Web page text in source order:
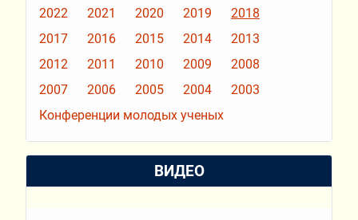
2022
2021 2020 2019
2018
2017
2016 2015 2014
2013
2012
2011 2010 2009
2008
2007
2006 2005 2004
2003
Конференции молодых ученых
ВИДЕО